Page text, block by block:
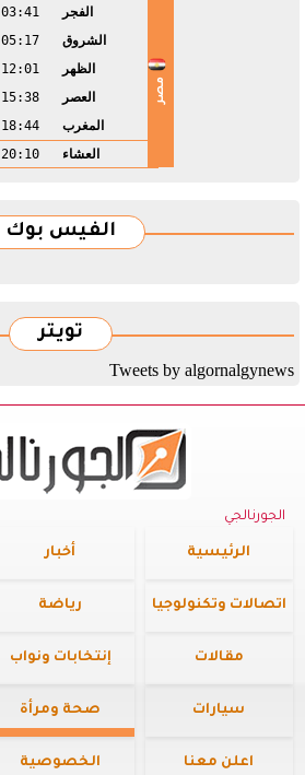
مصر
الفجر
03:41
الشروق
05:17
الظهر
12:01
العصر
15:38
المغرب
18:44
العشاء
20:10
الفيس بوك
تويتر
Tweets by algornalgynews
الجورنالجي
الرئيسية أخبار
اتصالات وتكنولوجيا رياضة
مقالات إنتخابات ونواب
سيارات صحة ومرأة
اعلن معنا الخصوصية